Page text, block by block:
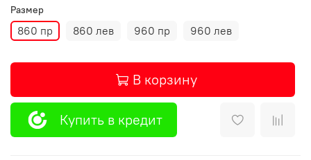
Размер
860 пр 860 лев 960 пр 960 лев
В корзину
Купить в кредит